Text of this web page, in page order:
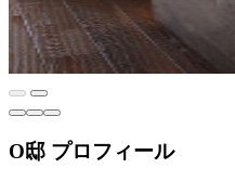
O邸 プロフィール